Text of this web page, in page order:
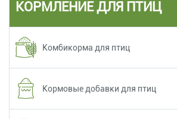
КОРМЛЕНИЕ ДЛЯ ПТИЦ
Комбикорма для птиц
Кормовые добавки для птиц